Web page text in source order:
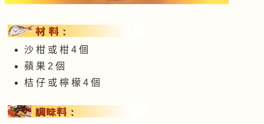
沙 柑 或 柑 4 個
蘋 果 2 個
桔 仔 或 檸 檬 4 個